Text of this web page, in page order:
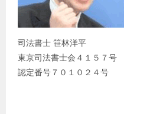
司法書士 笹林洋平
東京司法書士会４１５７号
認定番号７０１０２４号